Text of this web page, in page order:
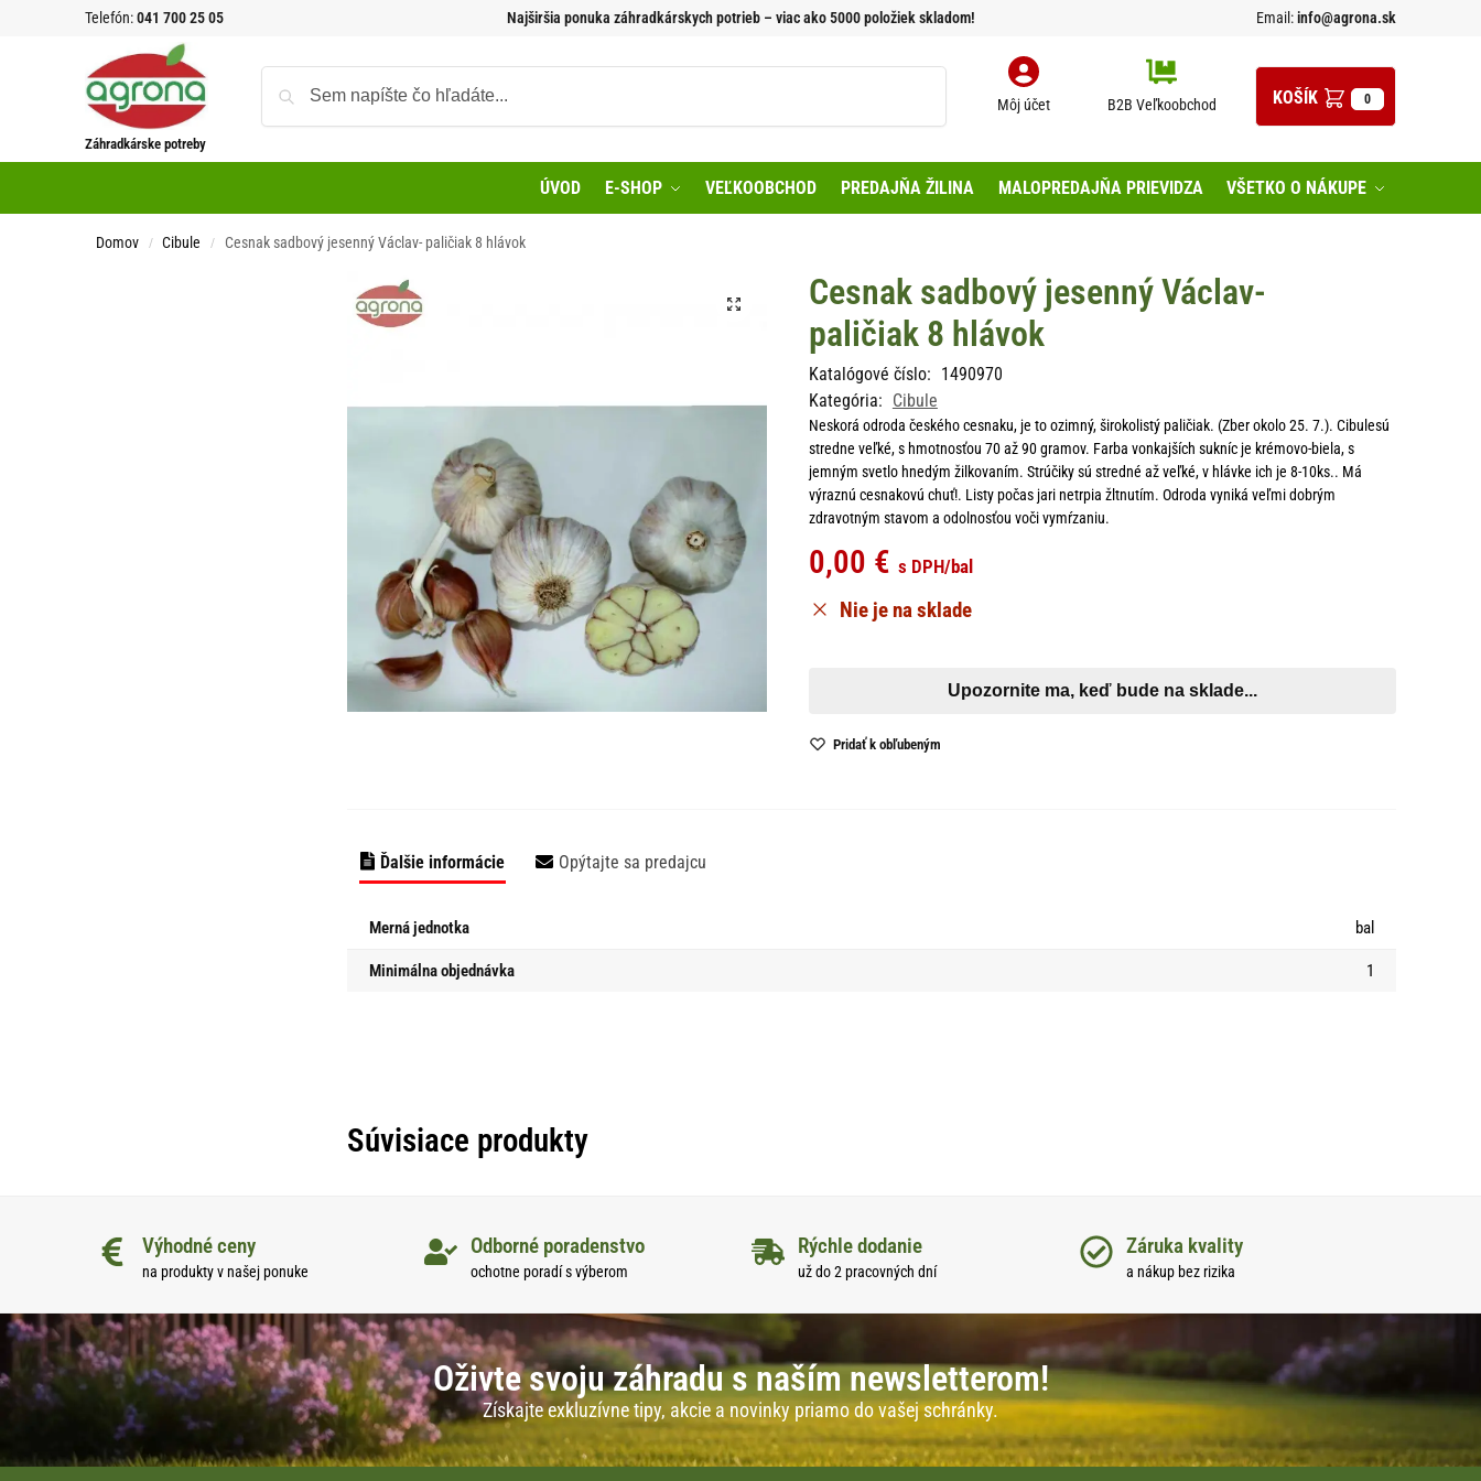
Telefón:041 700 25 05 Najširšia ponuka záhradkárskych potrieb – viac ako 5000 položiek skladom! Email:info@agrona.sk
Záhradkárske potreby
Môj účet B2B Veľkoobchod 0
ÚVOD E-SHOP VEĽKOOBCHOD PREDAJŇA ŽILINA MALOPREDAJŇA PRIEVIDZA VŠETKO O NÁKUPE
Domov / Cibule / Cesnak sadbový jesenný Václav- paličiak 8 hlávok
Cesnak sadbový jesenný Václav-
paličiak 8 hlávok
Katalógové číslo: 1490970
Kategória: Cibule
Neskorá odroda českého cesnaku, je to ozimný, širokolistý paličiak. (Zber okolo 25. 7.). Cibulesú
stredne veľké, s hmotnosťou 70 až 90 gramov. Farba vonkajších sukníc je krémovo-biela, s
jemným svetlo hnedým žilkovaním. Strúčiky sú stredné až veľké, v hlávke ich je 8-10ks.. Má
výraznú cesnakovú chuť!. Listy počas jari netrpia žltnutím. Odroda vyniká veľmi dobrým
zdravotným stavom a odolnosťou voči vymŕzaniu.
0,00 € s DPH/bal
Nie je na sklade
Pridať k obľubeným
Ďalšie informácie Opýtajte sa predajcu
Merná jednotka bal
Minimálna objednávka 1
Súvisiace produkty
Výhodné ceny
na produkty v našej ponuke
Odborné poradenstvo
ochotne poradí s výberom
Rýchle dodanie
už do 2 pracovných dní
Záruka kvality
a nákup bez rizika
Oživte svoju záhradu s naším newsletterom!
Získajte exkluzívne tipy, akcie a novinky priamo do vašej schránky.